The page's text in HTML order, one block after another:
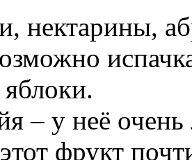
нектарины,
– у неё
фрукт